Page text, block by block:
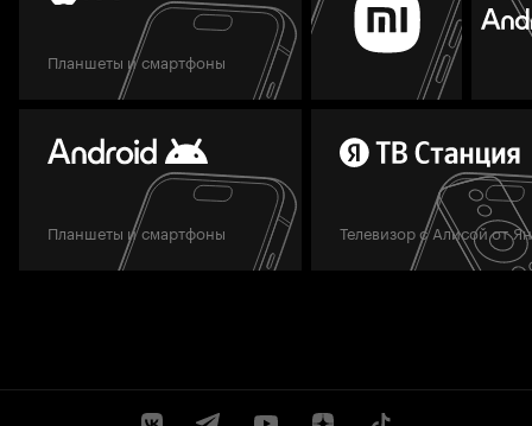
Планшеты и смартфоны
Планшеты и смартфоны Телевизор с Алисой от